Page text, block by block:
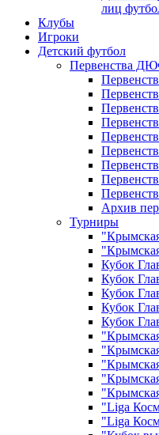
лиц
Клубы
Игроки
Детский футбол
Первенства
Архив
Турниры
Кубок
Кубок
Кубок
Кубок
Кубок
"Liga
"Liga